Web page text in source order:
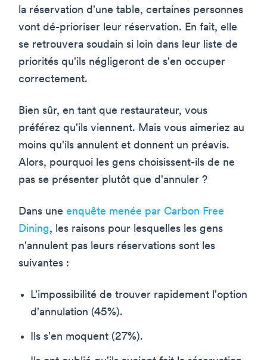
la réservation d'une table, certaines personnes
vont dé-prioriser leur réservation. En fait, elle
se retrouvera soudain si loin dans leur liste de
priorités qu'ils négligeront de s'en occuper
correctement.
Bien sûr, en tant que restaurateur, vous
préférez qu'ils viennent. Mais vous aimeriez au
moins qu'ils annulent et donnent un préavis.
Alors, pourquoi les gens choisissent-ils de ne
pas se présenter plutôt que d'annuler ?
Dans une enquête menée par Carbon Free
Dining, les raisons pour lesquelles les gens
n'annulent pas leurs réservations sont les
suivantes :
L'impossibilité de trouver rapidement l'option
d'annulation (45%).
Ils s'en moquent (27%).